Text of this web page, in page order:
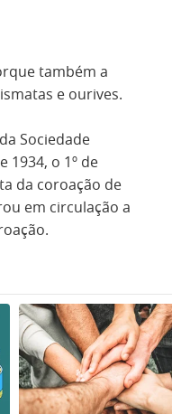
também a
e ourives.
Sociedade
1934, o 1º de
da coroação de
em circulação a